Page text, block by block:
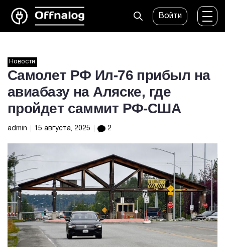
Войти
Новости
Самолет РФ Ил-76 прибыл на
авиабазу на Аляске, где
пройдет саммит РФ-США
admin 15 августа, 2025 2